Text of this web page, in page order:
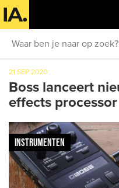
21 SEP 2020
Boss lanceert
effects processor
INSTRUMENTEN